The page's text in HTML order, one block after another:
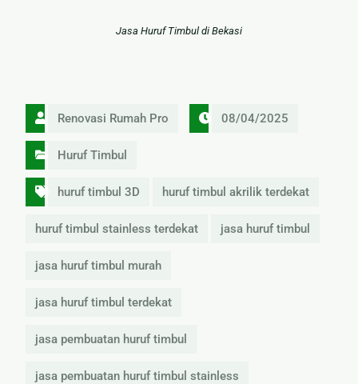
Jasa Huruf Timbul di Bekasi
Renovasi Rumah Pro 08/04/2025
Huruf Timbul
huruf timbul 3D huruf timbul akrilik terdekat
huruf timbul stainless terdekat jasa huruf timbul
jasa huruf timbul murah
jasa huruf timbul terdekat
jasa pembuatan huruf timbul
jasa pembuatan huruf timbul stainless